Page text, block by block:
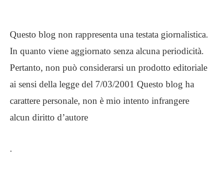
Questo blog non rappresenta una testata giornalistica.
In quanto viene aggiornato senza alcuna periodicità.
Pertanto, non può considerarsi un prodotto editoriale
ai sensi della legge del 7/03/2001 Questo blog ha
carattere personale, non è mio intento infrangere
alcun diritto d’autore
.